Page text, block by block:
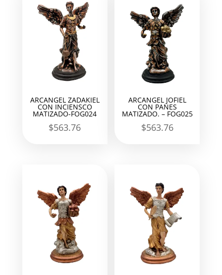
ARCANGEL ZADAKIEL
CON INCIENSCO
MATIZADO-FOG024
$563.76
ARCANGEL JOFIEL
CON PANES
MATIZADO. – FOG025
$563.76